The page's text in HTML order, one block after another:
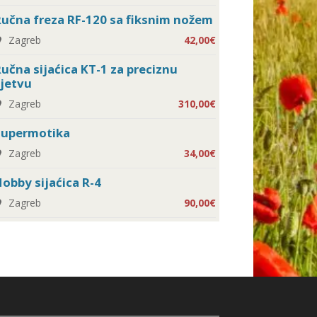
freza RF-120 sa fiksnim nožem
Zagreb 42,00€
sijaćica KT-1 za preciznu
Zagreb 310,00€
Zagreb 34,00€
sijaćica R-4
Zagreb 90,00€